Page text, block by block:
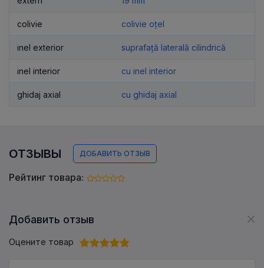
colivie colivie oțel
inel exterior suprafață laterală cilindrică
inel interior cu inel interior
ghidaj axial cu ghidaj axial
ОТЗЫВЫ ДОБАВИТЬ ОТЗЫВ
Рейтинг товара:
Добавить отзыв
Оцените товар